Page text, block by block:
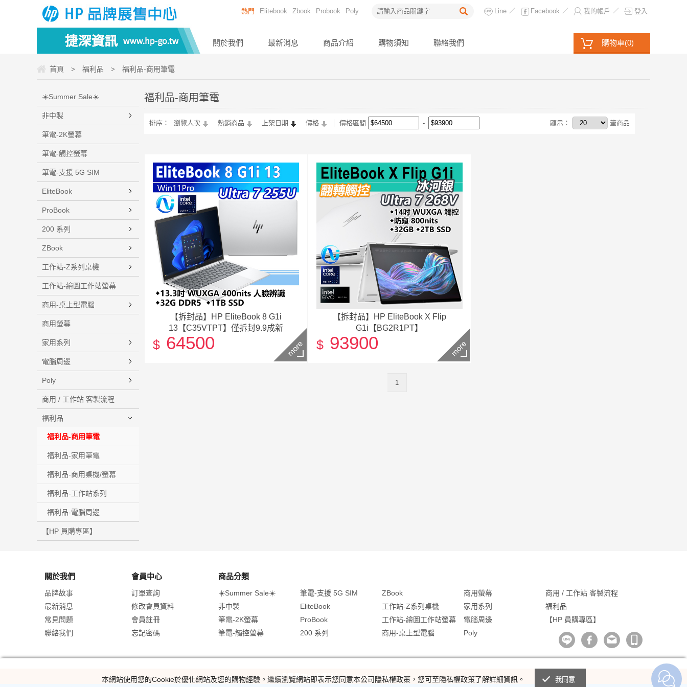
Line ／ Facebook ／ 我的帳戶 ／ 登入
熱門 Elitebook Zbook Probook Poly
關於我們 最新消息 商品介紹 購物須知 聯絡我們 購物車(0)
首頁 > 福利品 > 福利品-商用筆電
☀️Summer Sale☀️
非中製
筆電-2K螢幕
筆電-觸控螢幕
筆電-支援 5G SIM
EliteBook
ProBook
200 系列
ZBook
工作站-Z系列桌機
工作站-繪圖工作站螢幕
商用-桌上型電腦
商用螢幕
家用系列
電腦周邊
Poly
商用 / 工作站 客製流程
福利品
福利品-商用筆電
福利品-家用筆電
福利品-商用桌機/螢幕
福利品-工作站系列
福利品-電腦周邊
【HP 員購專區】
福利品-商用筆電
排序： 瀏覽人次 熱銷商品 上架日期 價格 價格區間 顯示： 筆商品
【拆封品】HP EliteBook 8 G1i
13【C35VTPT】僅拆封9.9成新
$ 64500
【拆封品】HP EliteBook X Flip
G1i【BG2R1PT】
$ 93900
1
關於我們
品牌故事
最新消息
常見問題
聯絡我們
會員中心
訂單查詢
修改會員資料
會員註冊
忘記密碼
商品分類
☀️Summer Sale☀️
非中製
筆電-2K螢幕
筆電-觸控螢幕
筆電-支援 5G SIM
EliteBook
ProBook
200 系列
ZBook
工作站-Z系列桌機
工作站-繪圖工作站螢幕
商用-桌上型電腦
商用螢幕
家用系列
電腦周邊
Poly
商用 / 工作站 客製流程
福利品
【HP 員購專區】
HP展售中心版權所有 © copyright Reserved.
本網站使用您的Cookie於優化網站及您的購物經驗。繼續瀏覽網站即表示您同意本公司隱私權政策，您可至隱私權政策了解詳細資訊。 我同意